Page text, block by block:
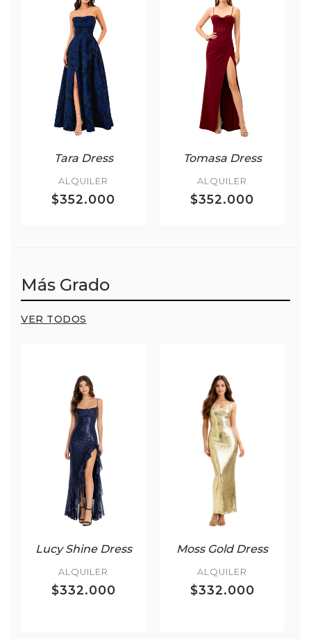
Tara Dress
ALQUILER
$352.000
Tomasa Dress
ALQUILER
$352.000
Más Grado
VER TODOS
Lucy Shine Dress
ALQUILER
$332.000
Moss Gold Dress
ALQUILER
$332.000